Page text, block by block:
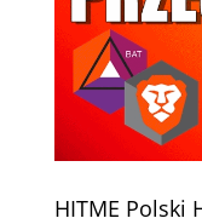
HITME Polski